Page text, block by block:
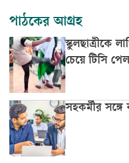
পাঠকের আগ্রহ
স্কুলছাত্রীকে
চেয়ে টিসি
সহকর্মীর